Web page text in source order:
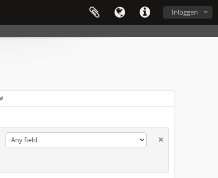
Inloggen